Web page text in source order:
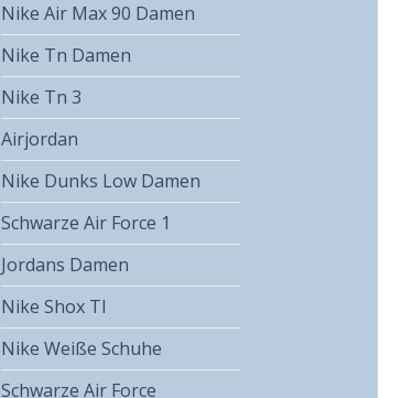
Nike Air Max 90 Damen
Nike Tn Damen
Nike Tn 3
Airjordan
Nike Dunks Low Damen
Schwarze Air Force 1
Jordans Damen
Nike Shox Tl
Nike Weiße Schuhe
Schwarze Air Force